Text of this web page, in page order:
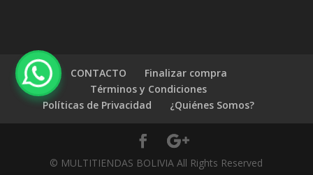
CONTACTO
Finalizar compra
Términos y Condiciones
Políticas de Privacidad
¿Quiénes Somos?
© MULTITIENDAS BOLIVIA All Rights Reserved